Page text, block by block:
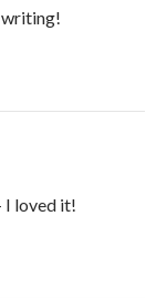
writing!
I loved it!